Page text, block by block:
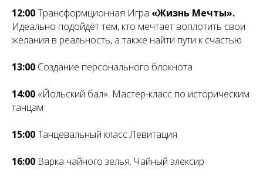
12:00Трансформционная Игра «Жизнь Мечты».
Идеально подойдёт тем, кто мечтает воплотить свои
желания в реальность, а также найти пути к счастью
13:00 Создание персонального блокнота
14:00 «Йольский бал». Мастер-класс по историческим
танцам
15:00Танцевальный класс Левитация
16:00 Варка чайного зелья. Чайный элексир